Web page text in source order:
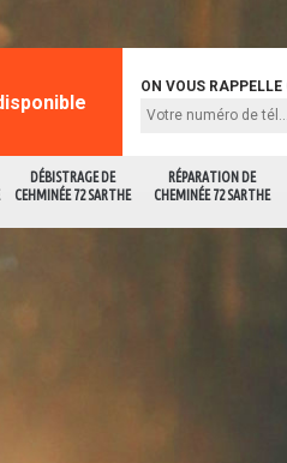
DÉBISTRAGE DE
CEHMINÉE 72 SARTHE
RÉPARATION DE
CHEMINÉE 72 SARTHE
ON VOUS